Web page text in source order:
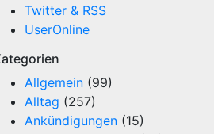
Twitter & RSS
UserOnline
Allgemein (99)
Alltag (257)
Ankündigungen (15)